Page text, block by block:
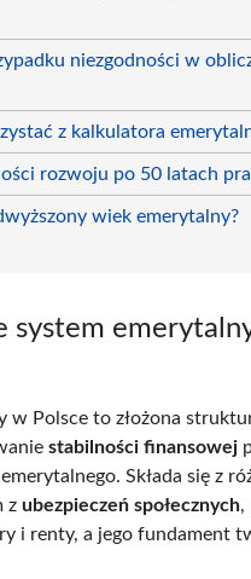
niezgodności w
z kalkulatora
rozwoju po 50 latach
wiek emerytalny?
system
w Polsce to złożona
stabilności finansowej
Składa się z
z ubezpieczeń społecznych,
i renty, a jego fundament